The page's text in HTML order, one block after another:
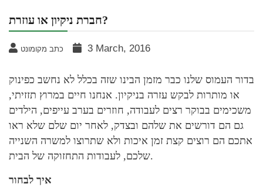
חברת ניקיון או עוזרת?
כתב מקומונט 3 March, 2016
בדור העמוס שלנו כבר מזמן הבינו שזה בכלל לא נחשב כפינוק
או מותרות לבקש עזרה בניקיון. אנחנו חיים במרוץ תזזיתי,
משכימים בבוקר רצים לעבודה, חוזרים בערב עייפים, הילדים
גם הם דורשים את שלהם ובצדק, לאחר יום שלם שלא ראו
אתכם הם רוצים קצת זמן איכות ולא שתרוצו למשרה השנייה
שלכם, לעבודות התחזוקה של הבית.
איך לבחור